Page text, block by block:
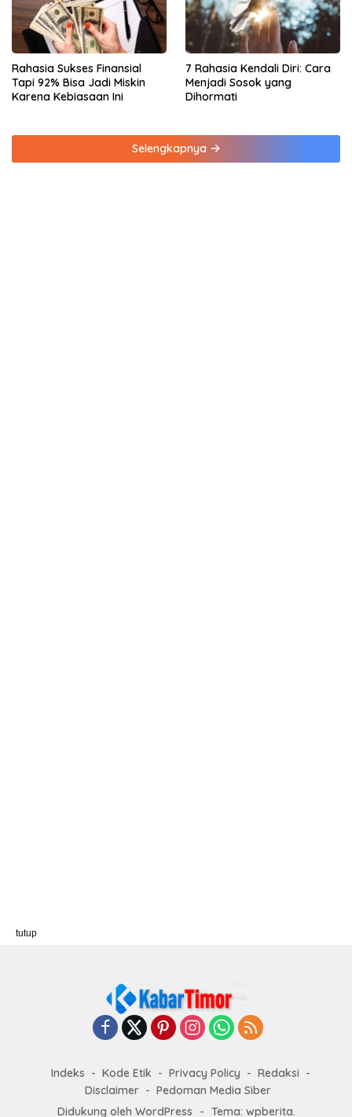
Rahasia Sukses Finansial
Tapi 92% Bisa Jadi Miskin
Karena Kebiasaan Ini
7 Rahasia Kendali Diri: Cara
Menjadi Sosok yang
Dihormati
Selengkapnya
Indeks Kode Etik Privacy Policy
Redaksi
Disclaimer
Pedoman Media Siber
Didukung oleh WordPress
- Tema: wpberita.
tutup